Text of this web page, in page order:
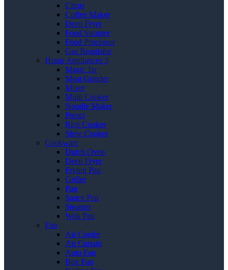
Citrus
Coffee Maker
Deep Fryer
Food Steamer
Food Processor
Gas Regulator
Home Appliances 3
Magic Jar
Meat Grinder
Mixer
Multi Cooker
Noodle Maker
Presto
Rice Cooker
Slow Cooker
Cookware
Dutch Oven
Deep Fryer
Frying Pan
Griller
Pan
Sauce Pan
Steamer
Wok Pan
Fan
Air Cooler
Air Curtain
Auto Fan
Box Fan